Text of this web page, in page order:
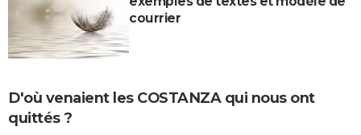
courrier
D'où venaient les COSTANZA qui nous ont
quittés ?